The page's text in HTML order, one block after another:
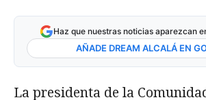
Haz que nuestras noticias aparezcan
AÑADE DREAM ALCALÁ EN
La presidenta de la